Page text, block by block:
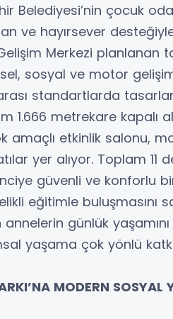
Belediyesi’nin çocuk
ve hayırsever
Merkezi planlanan
sosyal ve motor
standartlarda
1.666 metrekare kapalı
amaçlı etkinlik salonu,
yer alıyor. Toplam 11
güvenli ve konforlu
eğitimle buluşmasını
annelerin günlük
yaşama çok yönlü
MODERN SOSYAL